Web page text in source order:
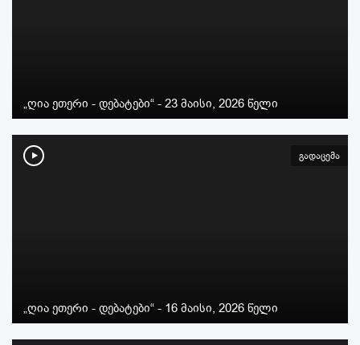
„ღია ეთერი - დებატები“ - 23 მაისი, 2026 წელი
გადაცემა
„ღია ეთერი - დებატები“ - 16 მაისი, 2026 წელი